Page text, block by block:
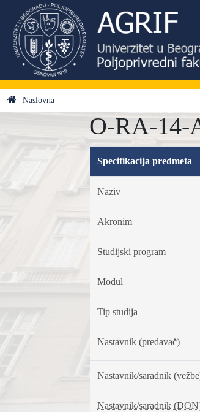
Naslovna
O-RA-14-
Specifikacija predmeta
Naziv
Akronim
Studijski program
Modul
Tip studija
Nastavnik (predavač)
Nastavnik/saradnik
Nastavnik/saradnik